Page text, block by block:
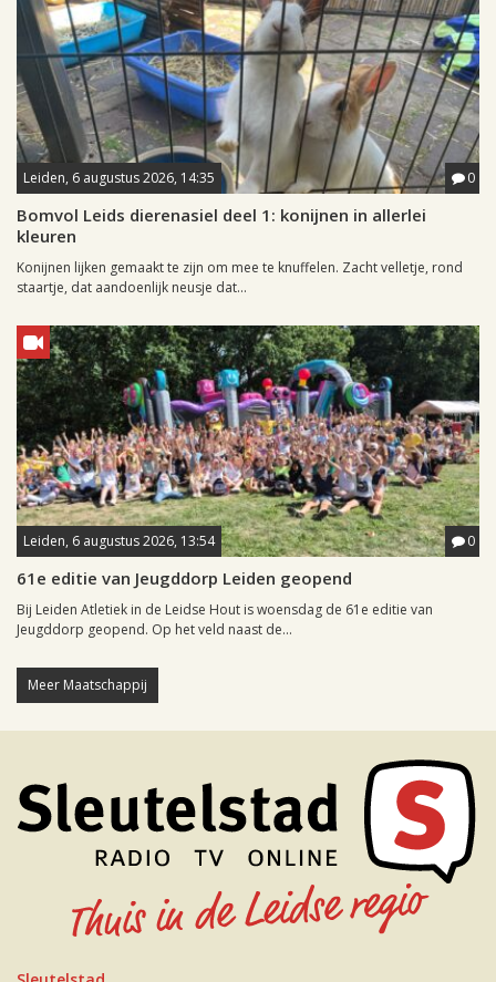
Leiden, 6 augustus 2026, 14:35 0
Bomvol Leids dierenasiel deel 1: konijnen in allerlei
kleuren
Konijnen lijken gemaakt te zijn om mee te knuffelen. Zacht velletje, rond
staartje, dat aandoenlijk neusje dat...
Leiden, 6 augustus 2026, 13:54 0
61e editie van Jeugddorp Leiden geopend
Bij Leiden Atletiek in de Leidse Hout is woensdag de 61e editie van
Jeugddorp geopend. Op het veld naast de...
Meer Maatschappij